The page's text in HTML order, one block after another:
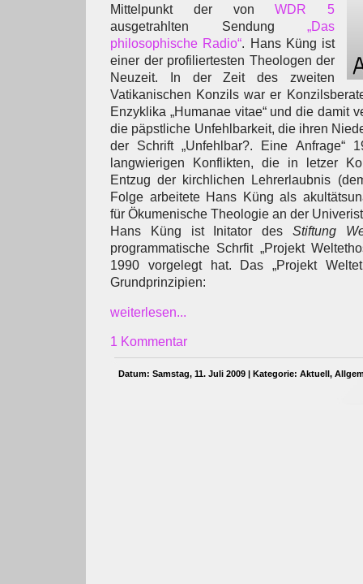
Mittelpunkt der vonWDR 5
ausgetrahlten Sendung „Das
philosophische Radio“. Hans Küng ist
einer der profiliertesten Theologen der
Neuzeit. In der Zeit des zweiten
Vatikanischen Konzils war er
Enzyklika „Humanae vitae“ und die damit
die päpstliche Unfehlbarkeit, die ihren
der Schrift „Unfehlbar?. Eine Anfrage“
langwierigen Konflikten, die in letzer
Entzug der kirchlichen Lehrerlaubnis
Folge arbeitete Hans Küng als
für Ökumenische Theologie an der
Hans Küng ist Initator des Stiftung
programmatische Schrfit „Projekt
1990 vorgelegt hat. Das „Projekt
Grundprinzipien:
weiterlesen...
1 Kommentar
Datum: Samstag, 11. Juli 2009 | Kategorie: Aktuell,